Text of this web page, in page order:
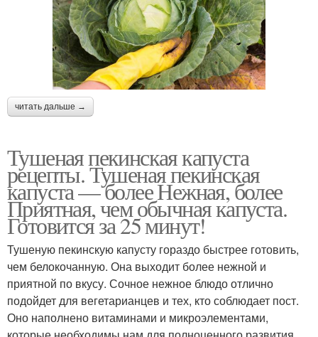
читать дальше →
Тушеная пекинская капуста
рецепты. Тушеная пекинская
капуста — более Нежная, более
Приятная, чем обычная капуста.
Готовится за 25 минут!
Тушеную пекинскую капусту гораздо быстрее готовить,
чем белокочанную. Она выходит более нежной и
приятной по вкусу. Сочное нежное блюдо отлично
подойдет для вегетарианцев и тех, кто соблюдает пост.
Оно наполнено витаминами и микроэлементами,